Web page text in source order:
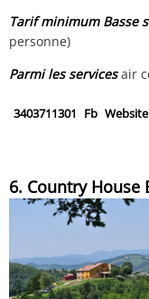
Tarif minimum Basse
personne)
Parmi les servicesair
3403711301 Fb Website
6. Country House